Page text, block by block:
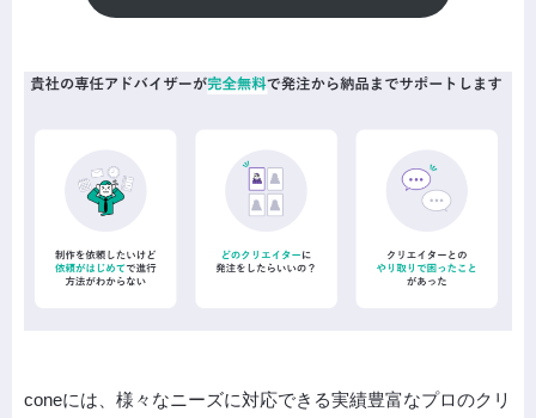
coneには、様々なニーズに対応できる実績豊富なプロのクリ